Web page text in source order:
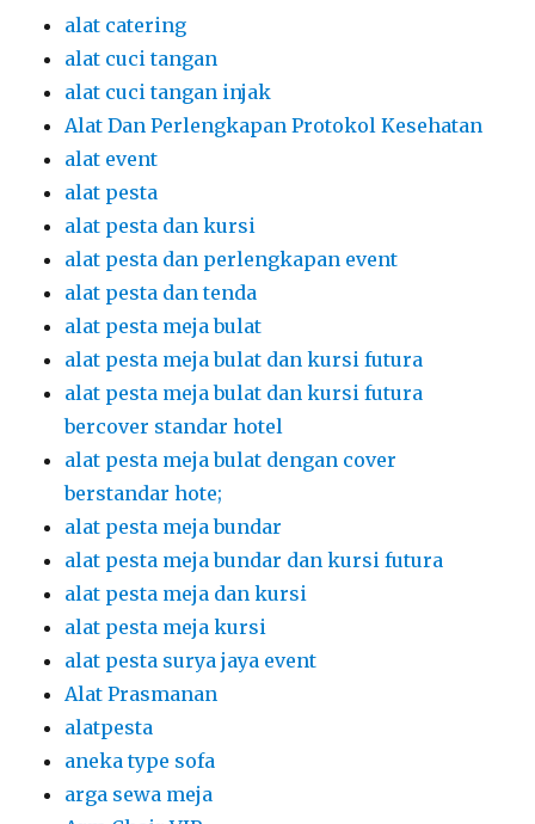
alat catering
alat cuci tangan
alat cuci tangan injak
Alat Dan Perlengkapan Protokol Kesehatan
alat event
alat pesta
alat pesta dan kursi
alat pesta dan perlengkapan event
alat pesta dan tenda
alat pesta meja bulat
alat pesta meja bulat dan kursi futura
alat pesta meja bulat dan kursi futura
bercover standar hotel
alat pesta meja bulat dengan cover
berstandar hote;
alat pesta meja bundar
alat pesta meja bundar dan kursi futura
alat pesta meja dan kursi
alat pesta meja kursi
alat pesta surya jaya event
Alat Prasmanan
alatpesta
aneka type sofa
arga sewa meja